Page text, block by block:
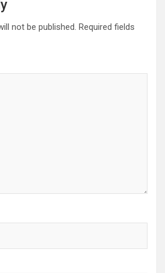
not be published. Required fields